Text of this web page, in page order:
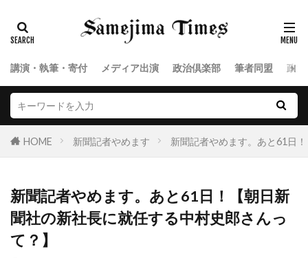
講演・執筆・寄付 メディア出演 政治倶楽部 筆者同盟 政
HOME 新聞記者やめます 新聞記者やめます。あと61日
新聞記者やめます。あと61日！【朝日新
聞社の新社長に就任する中村史郎さんっ
て？】